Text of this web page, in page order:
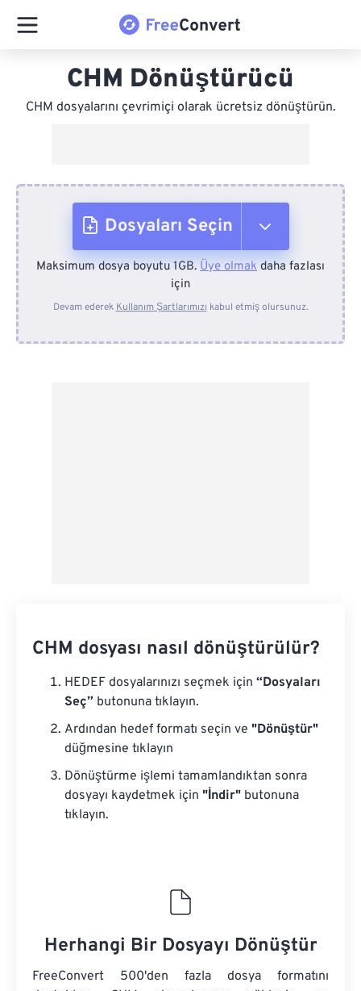
CHM Dönüştürücü
CHM dosyalarını çevrimiçi olarak ücretsiz dönüştürün.
Dosyaları Seçin
Cihazdan
Maksimum dosya boyutu 1GB. Üye olmak daha fazlası
için
Devam ederek Kullanım Şartlarımızı kabul etmiş olursunuz.
CHM dosyası nasıl dönüştürülür?
HEDEF dosyalarınızı seçmek için “Dosyaları
Seç” butonuna tıklayın.
Ardından hedef formatı seçin ve "Dönüştür"
düğmesine tıklayın
Dönüştürme işlemi tamamlandıktan sonra
dosyayı kaydetmek için "İndir" butonuna
tıklayın.
Herhangi Bir Dosyayı Dönüştür
FreeConvert 500'den fazla dosya formatını